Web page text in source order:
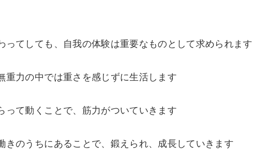
ってしても、自我の体験は重要なものとして求められます
重力の中では重さを感じずに生活します
って動くことで、筋力がついていきます
きのうちにあることで、鍛えられ、成長していきます